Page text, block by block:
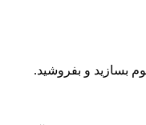
بسازید و بفروشید.